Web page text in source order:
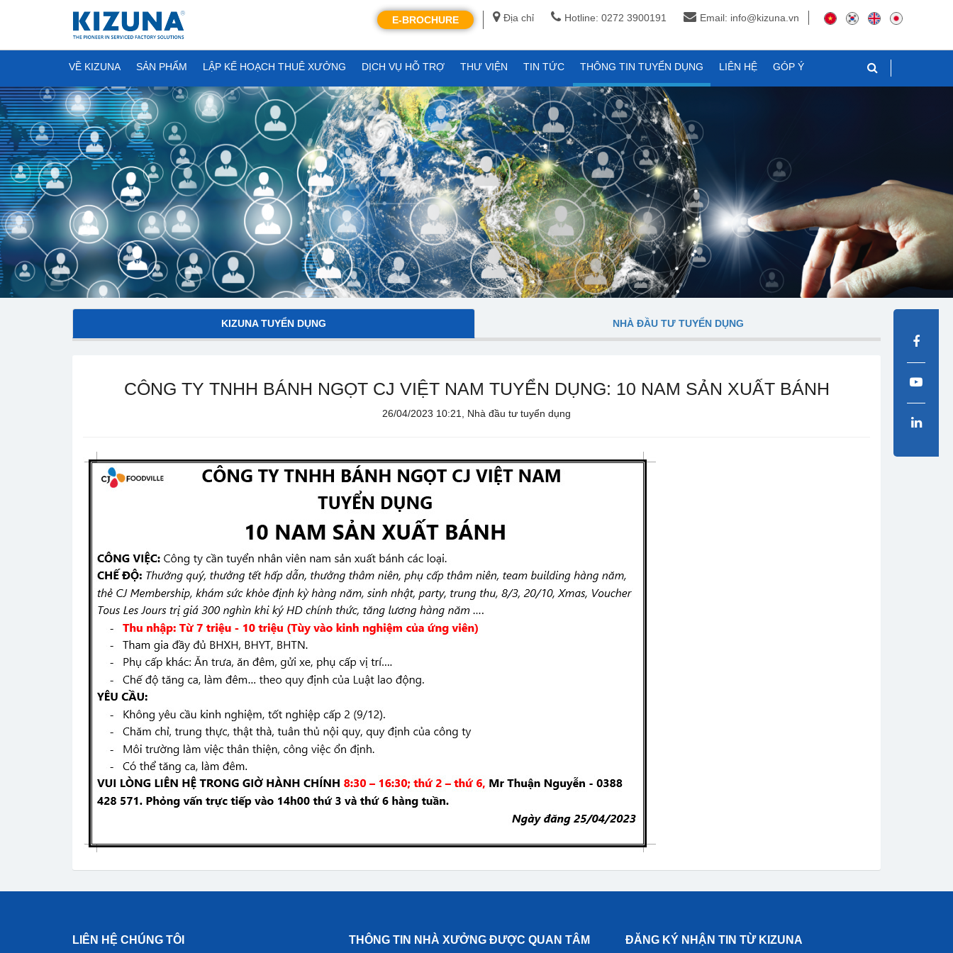
Địa chỉ Hotline: 0272 3900191 Email: info@kizuna.vn
E-BROCHURE
VỀ KIZUNA SẢN PHẨM LẬP KẾ HOẠCH THUÊ XƯỞNG DỊCH VỤ HỖ TRỢ THƯ VIỆN TIN TỨC THÔNG TIN TUYỂN DỤNG LIÊN HỆ GÓP Ý
KIZUNA TUYỂN DỤNG NHÀ ĐẦU TƯ TUYỂN DỤNG
CÔNG TY TNHH BÁNH NGỌT CJ VIỆT NAM TUYỂN DỤNG: 10 NAM SẢN XUẤT BÁNH
26/04/2023 10:21, Nhà đầu tư tuyển dụng
LIÊN HỆ CHÚNG TÔI THÔNG TIN NHÀ XƯỞNG ĐƯỢC QUAN TÂM ĐĂNG KÝ NHẬN TIN TỪ KIZUNA